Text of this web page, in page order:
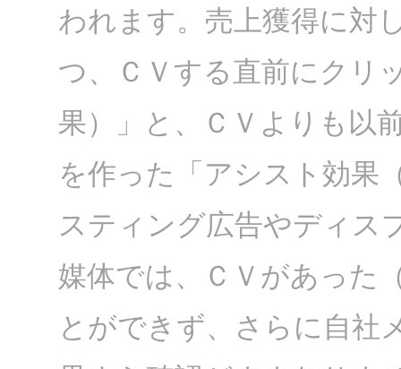
われます。売上獲得に対
つ、ＣＶする直前にクリ
果）」と、ＣＶよりも以
を作った「アシスト効果
スティング広告やディス
媒体では、ＣＶがあった
とができず、さらに自社